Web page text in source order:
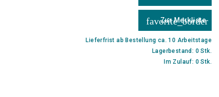
favorite_border
Zur Merkliste
Lieferfrist ab Bestellung ca. 10 Arbeitstage
Lagerbestand: 0 Stk.
Im Zulauf: 0 Stk.